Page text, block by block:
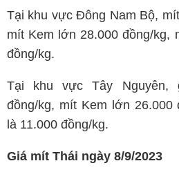
Tại khu vực Đông Nam Bộ,
mít Kem lớn 28.000 đồng/kg,
đồng/kg.
Tại khu vực Tây Nguyên,
đồng/kg, mít Kem lớn 26.000
là 11.000 đồng/kg.
Giá mít Thái ngày 8/9/2023